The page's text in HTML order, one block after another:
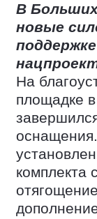
В
новые
На
площадке
комплекта